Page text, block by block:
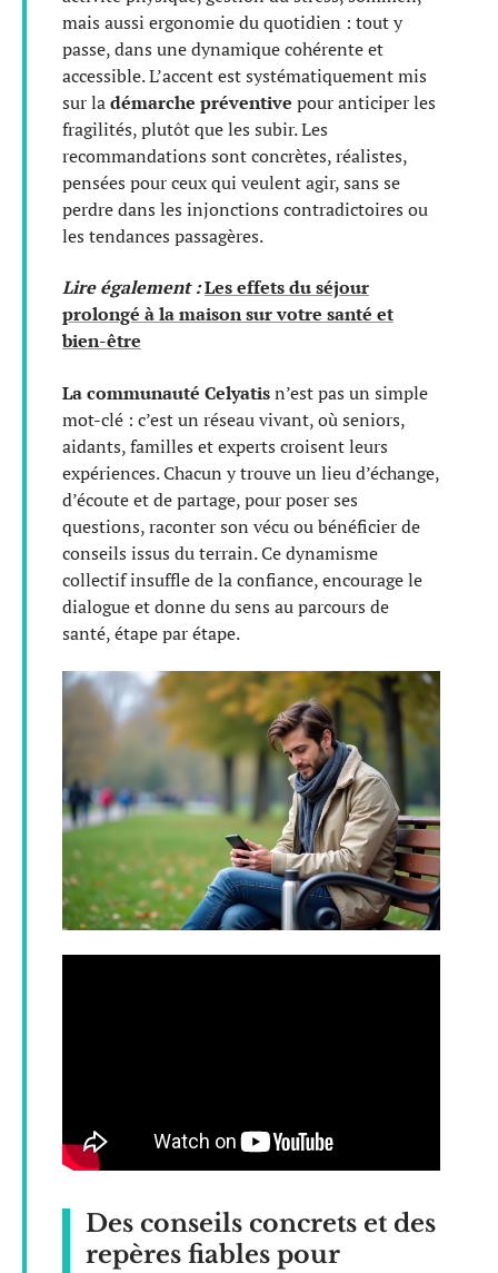
mais aussi ergonomie du quotidien : tout y
passe, dans une dynamique cohérente et
accessible. L’accent est systématiquement mis
sur ladémarche préventive pour anticiper les
fragilités, plutôt que les subir. Les
recommandations sont concrètes, réalistes,
pensées pour ceux qui veulent agir, sans se
perdre dans les injonctions contradictoires ou
les tendances passagères.
Lire également :Les effets du séjour
prolongé à la maison sur votre santé et
bien-être
La communauté Celyatisn’est pas un simple
mot-clé : c’est un réseau vivant, où seniors,
aidants, familles et experts croisent leurs
expériences. Chacun y trouve un lieu d’échange,
d’écoute et de partage, pour poser ses
questions, raconter son vécu ou bénéficier de
conseils issus du terrain. Ce dynamisme
collectif insuffle de la confiance, encourage le
dialogue et donne du sens au parcours de
santé, étape par étape.
Des conseils concrets et des
repères fiables pour